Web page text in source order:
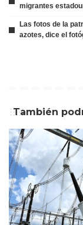
migrantes
Las fotos de la
azotes, dice el
También